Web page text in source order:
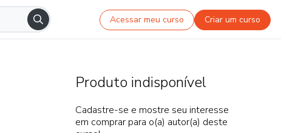
Acessar meu curso Criar um curso
Produto indisponível
Cadastre-se e mostre seu interesse
em comprar para o(a) autor(a) deste